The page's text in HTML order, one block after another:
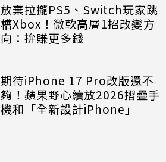
放棄拉攏PS5、Switch玩家跳
槽Xbox！微軟高層1招改變方
向：拚賺更多錢
期待iPhone 17 Pro改版還不
夠！蘋果野心續放2026摺疊手
機和「全新設計iPhone」